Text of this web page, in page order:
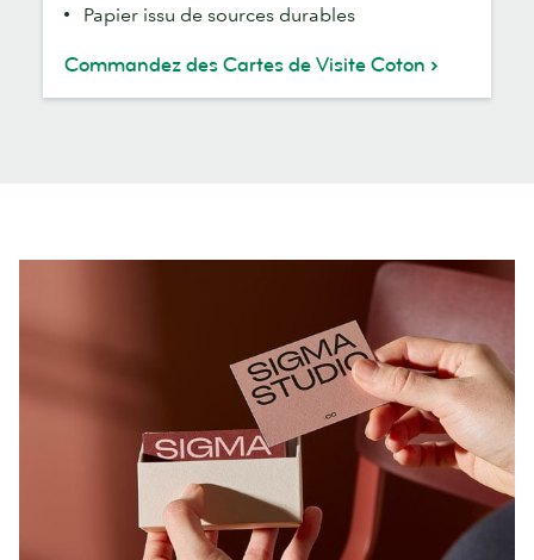
Papier issu de sources durables
Commandez des Cartes de Visite Coton